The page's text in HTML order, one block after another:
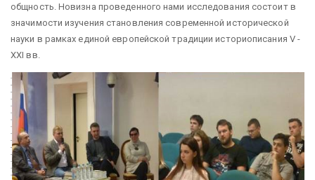
общность. Новизна проведенного нами исследования состоит в
значимости изучения становления современной исторической
науки в рамках единой европейской традиции историописания V -
XXI вв.